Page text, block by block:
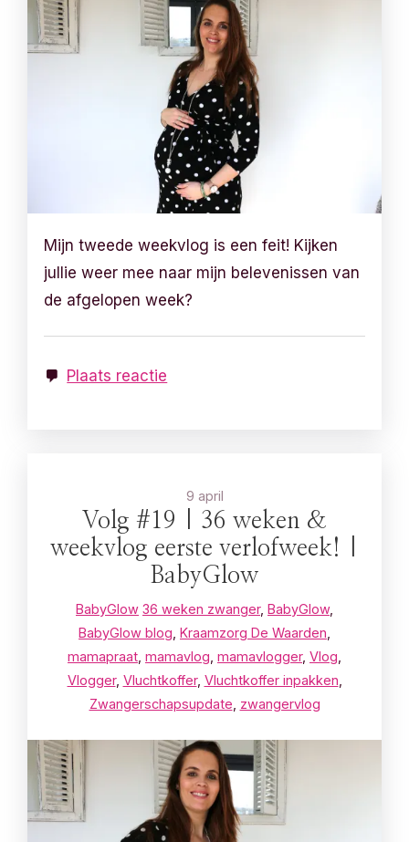
Mijn tweede weekvlog is een feit! Kijken
jullie weer mee naar mijn belevenissen van
de afgelopen week?
Plaats reactie
9 april
Volg #19 | 36 weken &
weekvlog eerste verlofweek! |
BabyGlow
BabyGlow 36 weken zwanger, BabyGlow,
BabyGlow blog Kraamzorg De Waarden
mamapraat mamavlog mamavlogger, Vlog
Vlogger, Vluchtkoffer, Vluchtkoffer inpakken
Zwangerschapsupdate zwangervlog